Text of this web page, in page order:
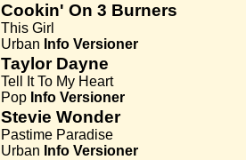
Cookin' On 3 Burners
This Girl
Urban Info Versioner
Taylor Dayne
Tell It To My Heart
Pop Info Versioner
Stevie Wonder
Pastime Paradise
Urban Info Versioner